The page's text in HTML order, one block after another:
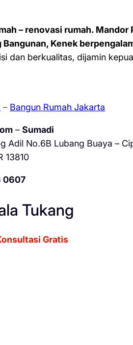
– renovasi rumah. Mandor
Bangunan, Kenek
dan berkualitas, dijamin
– Bangun Rumah Jakarta
– Sumadi
Adil No.6B Lubang Buaya –
13810
0607
Tukang
Gratis